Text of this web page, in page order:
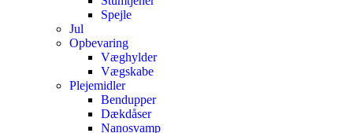
Spejle
Jul
Opbevaring
Væghylder
Vægskabe
Plejemidler
Bendupper
Dækdåser
Nanosvamp